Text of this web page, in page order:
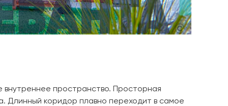
пространство. Просторная
Длинный коридор плавно переходит в самое